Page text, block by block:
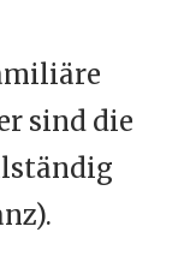
sind die
).